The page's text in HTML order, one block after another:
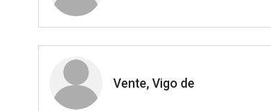
Vente, Vigo de